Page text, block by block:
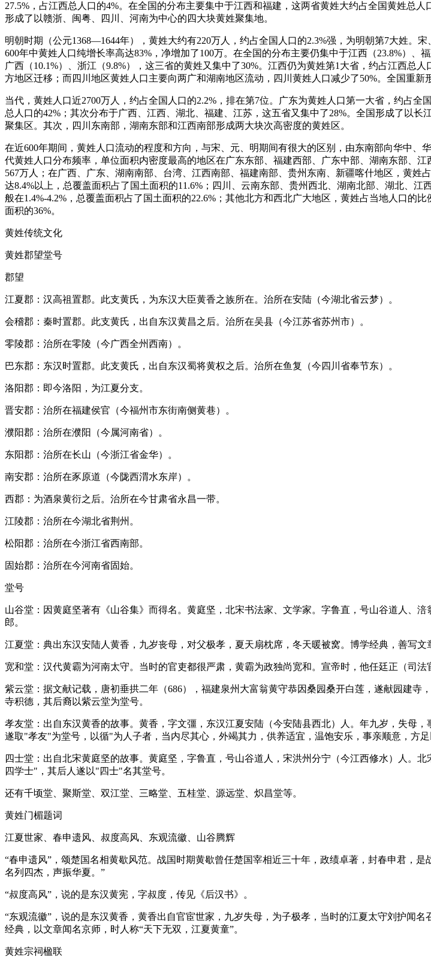
27.5%，占江西总人口的4%。在全国的分布主要集中于江西和福建，这两省黄姓大约占全国黄姓总
形成了以赣浙、闽粤、四川、河南为中心的四大块黄姓聚集地。
明朝时期（公元1368—1644年），黄姓大约有220万人，约占全国人口的2.3%强，为明朝第7大姓。
600年中黄姓人口纯增长率高达83%，净增加了100万。在全国的分布主要仍集中于江西（23.8%）、
广西（10.1%）、浙江（9.8%），这三省的黄姓又集中了30%。江西仍为黄姓第1大省，约占江西总
方地区迁移；而四川地区黄姓人口主要向两广和湖南地区流动，四川黄姓人口减少了50%。全国重
当代，黄姓人口近2700万人，约占全国人口的2.2%，排在第7位。广东为黄姓人口第一大省，约占
总人口的42%；其次分布于广西、江西、湖北、福建、江苏，这五省又集中了28%。全国形成了以
聚集区。其次，四川东南部，湖南东部和江西南部形成两大块次高密度的黄姓区。
在近600年期间，黄姓人口流动的程度和方向，与宋、元、明期间有很大的区别，由东南部向华中
代黄姓人口分布频率，单位面积内密度最高的地区在广东东部、福建西部、广东中部、湖南东部、
567万人；在广西、广东、湖南南部、台湾、江西南部、福建南部、贵州东南、新疆喀什地区，黄
达8.4%以上，总覆盖面积占了国土面积的11.6%；四川、云南东部、贵州西北、湖南北部、湖北、
般在1.4%-4.2%，总覆盖面积占了国土面积的22.6%；其他北方和西北广大地区，黄姓占当地人口的
面积的36%。
黄姓传统文化
黄姓郡望堂号
郡望
江夏郡：汉高祖置郡。此支黄氏，为东汉大臣黄香之族所在。治所在安陆（今湖北省云梦）。
会稽郡：秦时置郡。此支黄氏，出自东汉黄昌之后。治所在吴县（今江苏省苏州市）。
零陵郡：治所在零陵（今广西全州西南）。
巴东郡：东汉时置郡。此支黄氏，出自东汉蜀将黄权之后。治所在鱼复（今四川省奉节东）。
洛阳郡：即今洛阳，为江夏分支。
晋安郡：治所在福建侯官（今福州市东街南侧黄巷）。
濮阳郡：治所在濮阳（今属河南省）。
东阳郡：治所在长山（今浙江省金华）。
南安郡：治所在豕原道（今陇西渭水东岸）。
西郡：为酒泉黄衍之后。治所在今甘肃省永昌一带。
江陵郡：治所在今湖北省荆州。
松阳郡：治所在今浙江省西南部。
固始郡：治所在今河南省固始。
堂号
山谷堂：因黄庭坚著有《山谷集》而得名。黄庭坚，北宋书法家、文学家。字鲁直，号山谷道人、
郎。
江夏堂：典出东汉安陆人黄香，九岁丧母，对父极孝，夏天扇枕席，冬天暖被窝。博学经典，善写文
宽和堂：汉代黄霸为河南太守。当时的官吏都很严肃，黄霸为政独尚宽和。宣帝时，他任廷正（司
紫云堂：据文献记载，唐初垂拱二年（686），福建泉州大富翁黄守恭因桑园桑开白莲，遂献园建
寺积德，其后裔以紫云堂为堂号。
孝友堂：出自东汉黄香的故事。黄香，字文彊，东汉江夏安陆（今安陆县西北）人。年九岁，失母
遂取"孝友"为堂号，以循"为人子者，当内尽其心，外竭其力，供养适宜，温饱安乐，事亲顺意，方
四士堂：出自北宋黄庭坚的故事。黄庭坚，字鲁直，号山谷道人，宋洪州分宁（今江西修水）人。
四学士"，其后人遂以"四士"名其堂号。
还有千顷堂、聚斯堂、双江堂、三略堂、五桂堂、源远堂、炽昌堂等。
黄姓门楣题词
江夏世家、春申遗风、叔度高风、东观流徽、山谷腾辉
“春申遗风”，颂楚国名相黄歇风范。战国时期黄歇曾任楚国宰相近三十年，政绩卓著，封春申君，
名列四杰，声振华夏。”
“叔度高风”，说的是东汉黄宪，字叔度，传见《后汉书》。
“东观流徽”，说的是东汉黄香，黄香出自官宦世家，九岁失母，为子极孝，当时的江夏太守刘护闻
经典，以文章闻名京师，时人称“天下无双，江夏黄童”。
黄姓宗祠楹联